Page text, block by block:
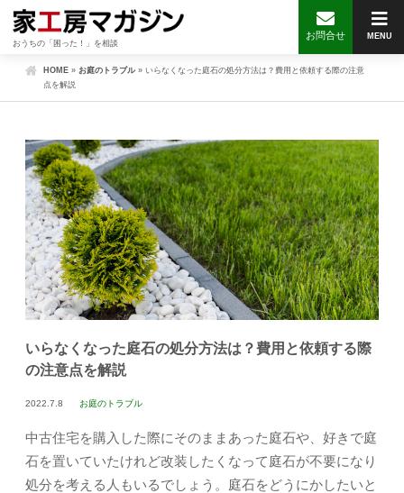
おうちの「困った！」を相談
MENU
お問合せ
HOME » お庭のトラブル » いらなくなった庭石の処分方法は？費用と依頼する際の注意
点を解説
いらなくなった庭石の処分方法は？費用と依頼する際
の注意点を解説
2022.7.8 お庭のトラブル
中古住宅を購入した際にそのままあった庭石や、好きで庭
石を置いていたけれど改装したくなって庭石が不要になり
処分を考える人もいるでしょう。庭石をどうにかしたいと